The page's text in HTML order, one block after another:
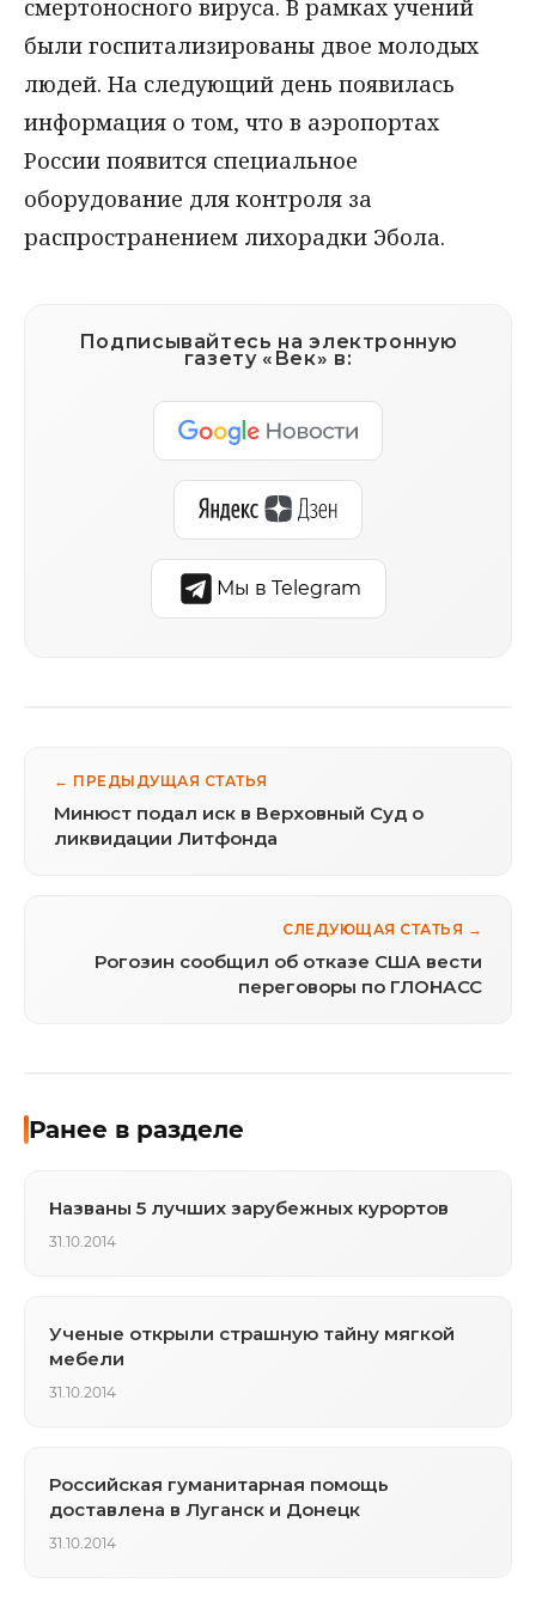
смертоносного вируса. В рамках учений
были госпитализированы двое молодых
людей. На следующий день появилась
информация о том, что в аэропортах
России появится специальное
оборудование для контроля за
распространением лихорадки Эбола.
Подписывайтесь на электронную
газету «Век» в:
Мы в Telegram
← ПРЕДЫДУЩАЯ СТАТЬЯ
Минюст подал иск в Верховный Суд о
ликвидации Литфонда
СЛЕДУЮЩАЯ СТАТЬЯ →
Рогозин сообщил об отказе США вести
переговоры по ГЛОНАСС
Ранее в разделе
Названы 5 лучших зарубежных курортов
31.10.2014
Ученые открыли страшную тайну мягкой
мебели
31.10.2014
Российская гуманитарная помощь
доставлена в Луганск и Донецк
31.10.2014